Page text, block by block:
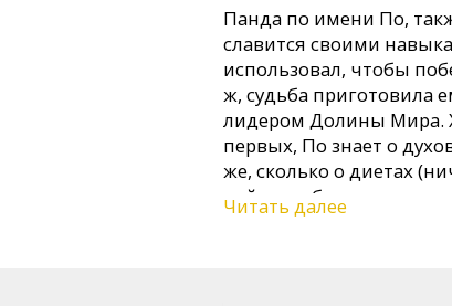
Панда по имени По,
славится своими
использовал, чтобы
ж, судьба приготовила
лидером Долины Мира.
первых, По знает о
же, сколько о диетах
найти и обучить нового
волшебница Хамелеон
Читать далее